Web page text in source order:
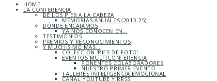
HOME
LA CONFERENCIA
DE LOS PIES A LA CABEZA
MEMORIAS ANUALES (2013-25)
DÓNDE ENCAJAMOS
YA NOS CONOCEN EN…
TESTIMONIOS
PREMIOS Y RECONOCIMIENTOS
Y MUCHÍSIMO MÁS…
COLECCIÓN ‘PIES DE FOTO’
EVENTOS MULTICONFERENCIA
PONENTES COLABORADORES
NUESTRO PRIMER EVENTO
TALLERES INTELIGENCIA EMOCIONAL
CANAL YOUTUBE Y RRSS